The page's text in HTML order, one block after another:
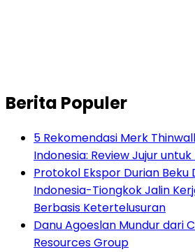
Berita Populer
5 Rekomendasi Merk
Indonesia: Review Jujur untuk
Protokol Ekspor Durian Beku
Indonesia-Tiongkok Jalin
Berbasis Ketertelusuran
Danu Agoeslan Mundur dari
Resources Group